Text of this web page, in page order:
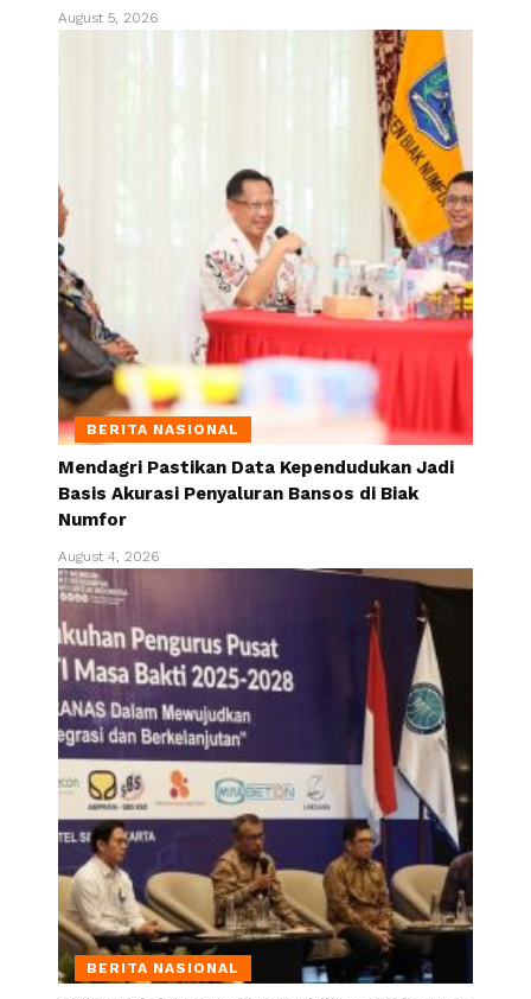
August 5, 2026
BERITA NASIONAL
Mendagri Pastikan Data Kependudukan Jadi
Basis Akurasi Penyaluran Bansos di Biak
Numfor
August 4, 2026
BERITA NASIONAL